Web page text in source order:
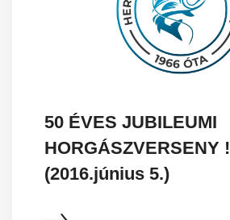
50 ÉVES JUBILEUMI
HORGÁSZVERSENY !
(2016.június 5.)